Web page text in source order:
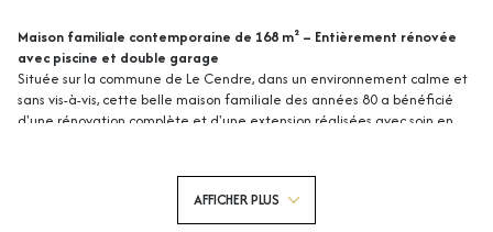
Maison familiale contemporaine de 168 m² – Entièrement rénovée
avec piscine et double garage
Située sur la commune de Le Cendre, dans un environnement calme et
sans vis-à-vis, cette belle maison familiale des années 80 a bénéficié
d'une rénovation complète et d'une extension réalisées avec soin en
Dès l'entrée, vous serez séduits par une vaste pièce de vie baignée de
lumière de 52 m², réunissant salon, séjour et cuisine ouverte dans une
ambiance conviviale et contemporaine. Réalisée sur mesure par un
AFFICHER PLUS